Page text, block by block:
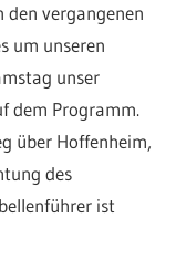
den vergangenen
um unseren
unser
dem Programm.
über Hoffenheim,
des
ist